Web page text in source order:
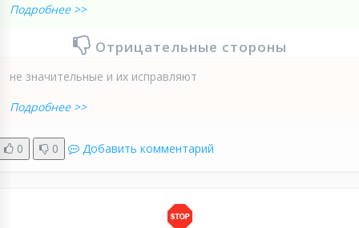
Подробнее >>
Отрицательные стороны
не значительные и их исправляют
Подробнее >>
0 0 Добавить комментарий